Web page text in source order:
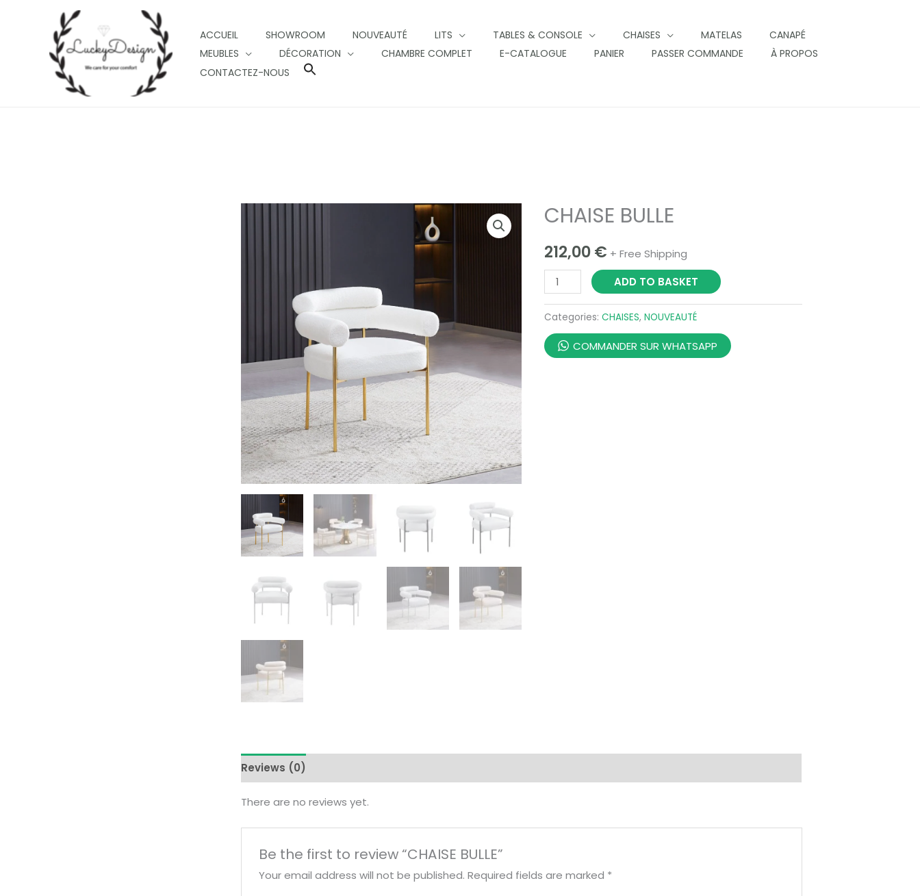
ACCUEIL SHOWROOM NOUVEAUTÉ LITS TABLES & CONSOLE CHAISES MATELAS
CANAPÉ
MEUBLES
DÉCORATION CHAMBRE COMPLET E-CATALOGUE PANIER PASSER COMMANDE
À PROPOS
CONTACTEZ-NOUS
CHAISE BULLE
212,00€ + Free Shipping
CHAISE
quantity
ADD TO BASKET
Categories: CHAISES, NOUVEAUTÉ
COMMANDER SUR WHATSAPP
Reviews (0)
There are no reviews yet.
Be the first to review “CHAISE BULLE”
Your email address will not be published. Required fields are marked *